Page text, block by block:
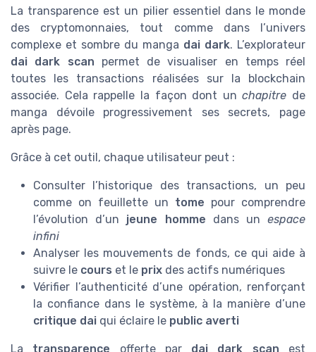
La transparence est un pilier essentiel dans le monde
des cryptomonnaies, tout comme dans l’univers
complexe et sombre du manga dai dark. L’explorateur
dai dark scan permet de visualiser en temps réel
toutes les transactions réalisées sur la blockchain
associée. Cela rappelle la façon dont unchapitre de
manga dévoile progressivement ses secrets, page
après page.
Grâce à cet outil, chaque utilisateur peut :
Consulter l’historique des transactions, un peu
comme on feuillette un tome pour comprendre
l’évolution d’un jeune homme dans unespace
infini
Analyser les mouvements de fonds, ce qui aide à
suivre le cours et le prix des actifs numériques
Vérifier l’authenticité d’une opération, renforçant
la confiance dans le système, à la manière d’une
critique dai qui éclaire le public averti
La transparence offerte par dai dark scan est